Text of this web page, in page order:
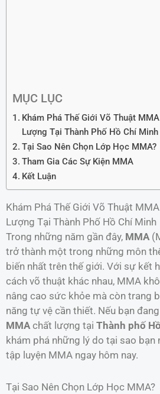
MỤC LỤC
Khám Phá Thế Giới Võ Thuật
Lượng Tại Thành Phố Hồ Chí Minh
Tại Sao Nên Chọn Lớp Học MMA?
Tham Gia Các Sự Kiện MMA
Kết Luận
Khám Phá Thế Giới Võ Thuật
Lượng Tại Thành Phố Hồ Chí Minh
Trong những năm gần đây, MMA
trở thành một trong những môn
biến nhất trên thế giới. Với sự kết
cách võ thuật khác nhau, MMA
nâng cao sức khỏe mà còn trang
năng tự vệ cần thiết. Nếu bạn
MMA chất lượng tại Thành phố
khám phá những lý do tại sao bạn
tập luyện MMA ngay hôm nay.
Tại Sao Nên Chọn Lớp Học MMA?